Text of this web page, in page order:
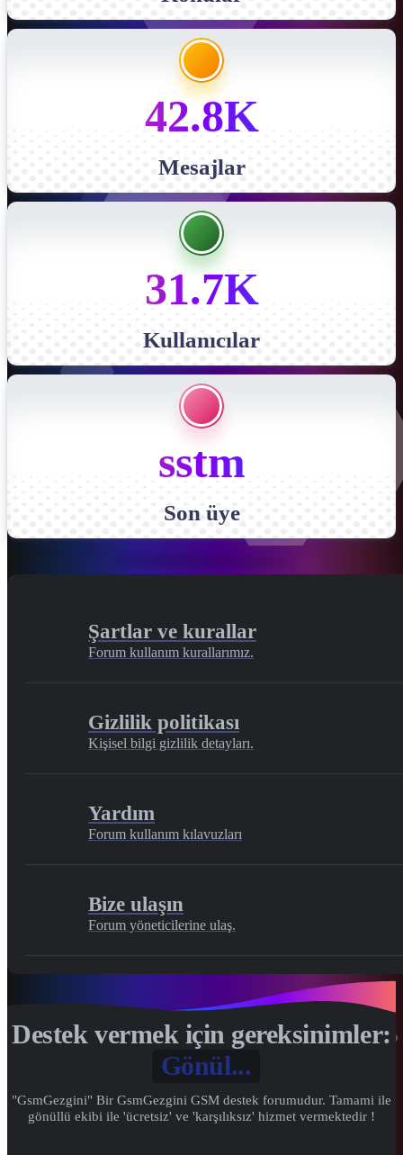
42.8K
Mesajlar
31.7K
Kullanıcılar
sstm
Son üye
Şartlar ve kurallar
Forum kullanım kurallarımız.
Gizlilik politikası
Kişisel bilgi gizlilik detayları.
Yardım
Forum kullanım kılavuzları
Bize ulaşın
Forum yöneticilerine ulaş.
Destek vermek için gereksinimler:
Gönül...
"GsmGezgini" Bir GsmGezgini GSM destek forumudur. Tamami ile
gönüllü ekibi ile 'ücretsiz' ve 'karşılıksız' hizmet vermektedir !